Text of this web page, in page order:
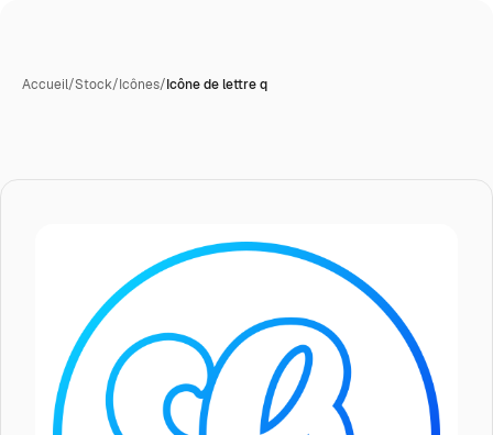
Accueil/Stock/Icônes/Icône de lettre q